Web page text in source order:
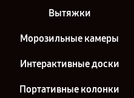
Вытяжки
Морозильные камеры
Интерактивные доски
Портативные колонки